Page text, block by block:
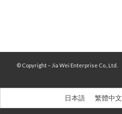
© Copyright – Jia Wei Enterprise Co., Ltd.
日本語 繁體中文